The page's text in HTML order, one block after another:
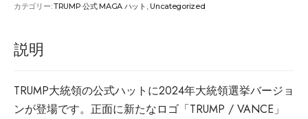
カテゴリー:TRUMP 公式 MAGA ハット ,Uncategorized
説明
TRUMP大統領の公式ハットに2024年大統領選挙バージョ
ンが登場です。正面に新たなロゴ「TRUMP / VANCE」